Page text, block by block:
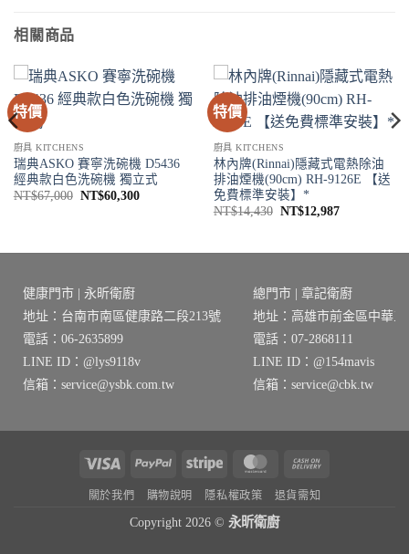
相關商品
特價
廚具 KITCHENS
瑞典ASKO 賽寧洗碗機 D5436
經典款白色洗碗機 獨立式
NT$67,000 原
NT$60,300目
特價
廚具 KITCHENS
林內牌(Rinnai)隱藏式電熱除油
排油煙機(90cm) RH-9126E 【送
免費標準安裝】*
NT$14,430 原
NT$12,987目
健康門市 | 永昕衛廚
地址：台南市南區健康路二段213號
電話：06-2635899
LINE ID：@lys9118v
信箱：service@ysbk.com.tw
總門市 | 章記衛廚
地址：高雄市前金區中華三
電話：07-2868111
LINE ID：@154mavis
信箱：service@cbk.tw
Visa PayPal Stripe MasterCard
關於我們 購物說明 隱私權政策 退貨需知
Copyright 2026 © 永昕衛廚